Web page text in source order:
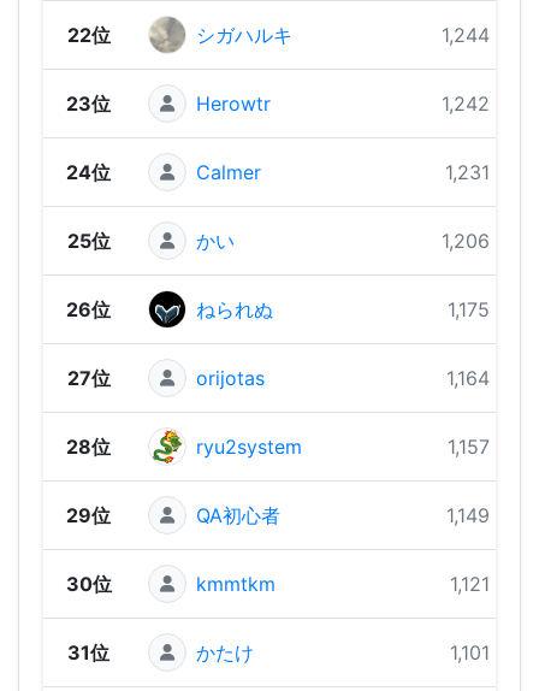
22位 シガハルキ 1,244 pts
23位 Herowtr 1,242 pts
24位 Calmer 1,231 pts
25位 かい 1,206 pts
26位 ねられぬ 1,175 pts
27位 orijotas 1,164 pts
28位 ryu2system 1,157 pts
29位 QA初心者 1,149 pts
30位 kmmtkm 1,121 pts
31位 かたけ 1,101 pts